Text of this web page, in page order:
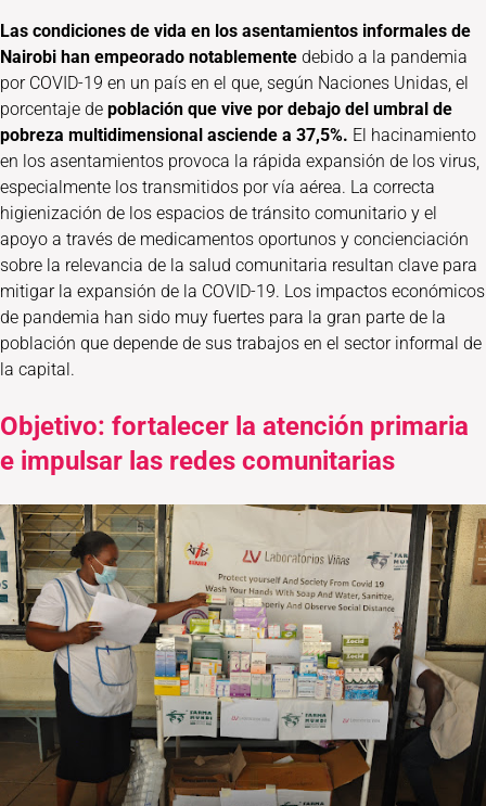
Las condiciones de vida en los asentamientos informales de
Nairobi han empeorado notablemente debido a la pandemia
por COVID-19 en un país en el que, según Naciones Unidas, el
porcentaje de población que vive por debajo del umbral de
pobreza multidimensional asciende a 37,5%. El hacinamiento
en los asentamientos provoca la rápida expansión de los virus,
especialmente los transmitidos por vía aérea. La correcta
higienización de los espacios de tránsito comunitario y el
apoyo a través de medicamentos oportunos y concienciación
sobre la relevancia de la salud comunitaria resultan clave para
mitigar la expansión de la COVID-19. Los impactos económicos
de pandemia han sido muy fuertes para la gran parte de la
población que depende de sus trabajos en el sector informal de
la capital.
Objetivo: fortalecer la atención primaria
e impulsar las redes comunitarias